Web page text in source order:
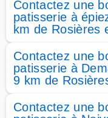
Contactez une
patisserie à
km de Rosières
Contactez une
patisserie à
9 km de
Contactez une